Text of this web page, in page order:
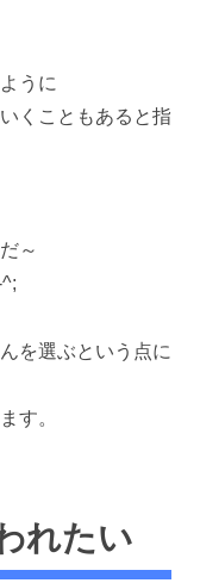
うに
くこともあると指
～
を選ぶという点に
す。
れたい